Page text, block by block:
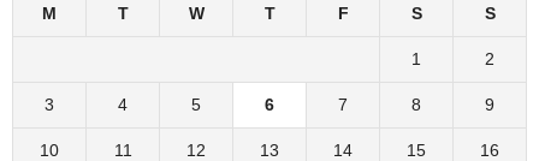
M T W T F S S
1 2
3 4 5 6 7 8 9
10 11 12 13 14 15 16